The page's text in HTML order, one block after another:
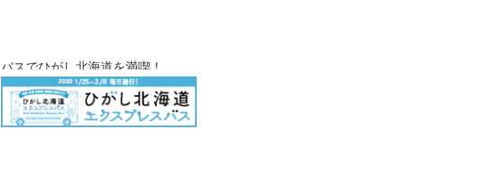
バスでひがし北海道を満喫！